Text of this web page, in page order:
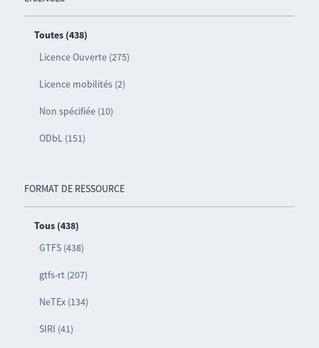
Toutes (438)
Licence Ouverte (275)
Licence mobilités (2)
Non spécifiée (10)
ODbL (151)
FORMAT DE RESSOURCE
Tous (438)
GTFS (438)
gtfs-rt (207)
NeTEx (134)
SIRI (41)